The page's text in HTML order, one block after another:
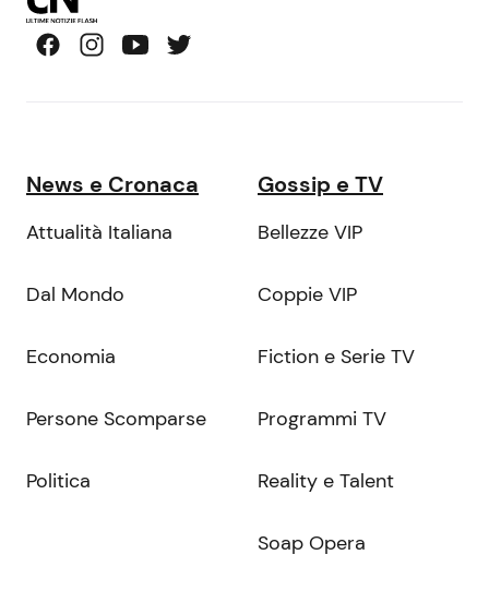
News e Cronaca
Attualità Italiana
Dal Mondo
Economia
Persone Scomparse
Politica
Gossip e TV
Bellezze VIP
Coppie VIP
Fiction e Serie TV
Programmi TV
Reality e Talent
Soap Opera